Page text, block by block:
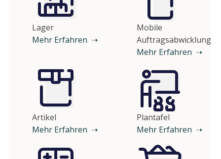
Lager
Mehr Erfahren ➝
Mobile
Auftragsabwicklung
Mehr Erfahren ➝
Artikel
Mehr Erfahren ➝
Plantafel
Mehr Erfahren ➝